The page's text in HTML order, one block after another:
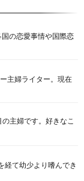
の恋愛事情や国際恋
主婦ライター。現在
主婦です。好きなこ
経て幼少より嗜んでき